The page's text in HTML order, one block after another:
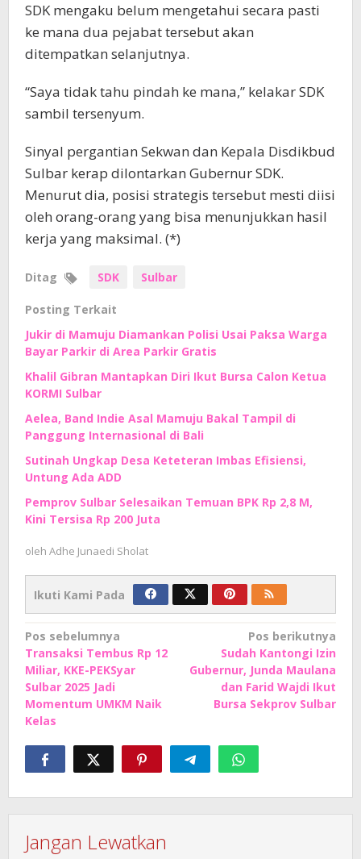
SDK mengaku belum mengetahui secara pasti
ke mana dua pejabat tersebut akan
ditempatkan selanjutnya.
“Saya tidak tahu pindah ke mana,” kelakar SDK
sambil tersenyum.
Sinyal pergantian Sekwan dan Kepala Disdikbud
Sulbar kerap dilontarkan Gubernur SDK.
Menurut dia, posisi strategis tersebut mesti diisi
oleh orang-orang yang bisa menunjukkan hasil
kerja yang maksimal. (*)
Ditag SDK Sulbar
Posting Terkait
Jukir di Mamuju Diamankan Polisi Usai Paksa Warga
Bayar Parkir di Area Parkir Gratis
Khalil Gibran Mantapkan Diri Ikut Bursa Calon Ketua
KORMI Sulbar
Aelea, Band Indie Asal Mamuju Bakal Tampil di
Panggung Internasional di Bali
Sutinah Ungkap Desa Keteteran Imbas Efisiensi,
Untung Ada ADD
Pemprov Sulbar Selesaikan Temuan BPK Rp 2,8 M,
Kini Tersisa Rp 200 Juta
oleh Adhe Junaedi Sholat
Ikuti Kami Pada
Navigasi
pos
Pos sebelumnya
Transaksi Tembus Rp 12
Miliar, KKE-PEKSyar
Sulbar 2025 Jadi
Momentum UMKM Naik
Kelas
Pos berikutnya
Sudah Kantongi Izin
Gubernur, Junda Maulana
dan Farid Wajdi Ikut
Bursa Sekprov Sulbar
Jangan Lewatkan